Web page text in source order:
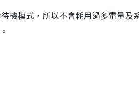
機模式，所以不會耗用過多電量及